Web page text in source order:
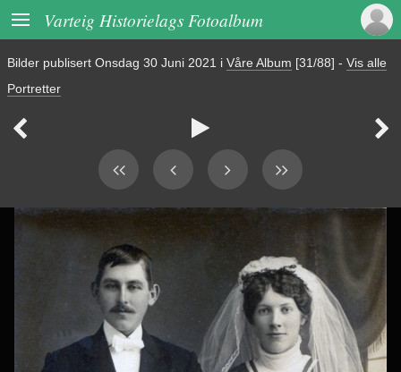
 Varteig Historielags Fotoalbum
Bilder publisert Onsdag 30 Juni 2021 i Våre Album [31/88] - Vis alle
Portretter
  